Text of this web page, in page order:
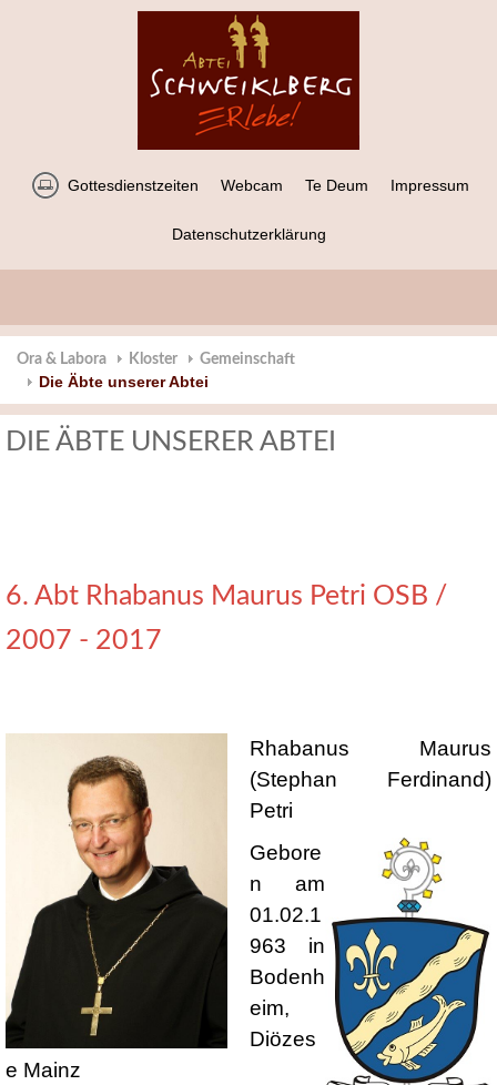
Gottesdienstzeiten Webcam Te Deum Impressum
Datenschutzerklärung
Ora & Labora Kloster Gemeinschaft
Die Äbte unserer Abtei
DIE ÄBTE UNSERER ABTEI
6. Abt Rhabanus Maurus Petri OSB /
2007 - 2017
Rhabanus Maurus
(Stephan Ferdinand)
Petri
Gebore
n am
01.02.1
963 in
Bodenh
eim,
Diözes
e Mainz